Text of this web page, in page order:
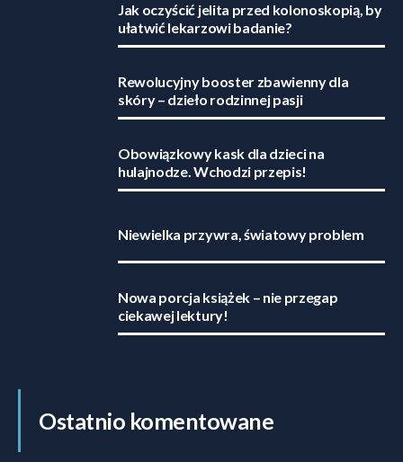
Jak oczyścić jelita przed kolonoskopią, by
ułatwić lekarzowi badanie?
Rewolucyjny booster zbawienny dla
skóry – dzieło rodzinnej pasji
Obowiązkowy kask dla dzieci na
hulajnodze. Wchodzi przepis!
Niewielka przywra, światowy problem
Nowa porcja książek – nie przegap
ciekawej lektury!
Ostatnio komentowane